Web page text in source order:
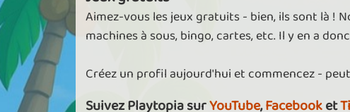
Aimez-vous les jeux gratuits - bien, ils sont là !
machines à sous, bingo, cartes, etc. Il y en a
Créez un profil aujourd'hui et commencez -
Suivez Playtopia surYouTube,Facebooket